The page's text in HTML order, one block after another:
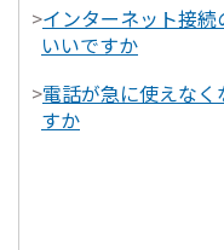
>インターネット接
いいですか
>電話が急に使えな
すか